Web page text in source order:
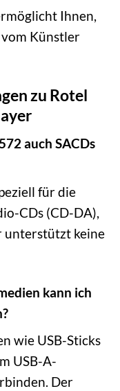
Ihnen,
Künstler
zu Rotel
auch SACDs
für die
CDs (CD-DA),
unterstützt keine
kann ich
wie USB-Sticks
USB-A-
Der